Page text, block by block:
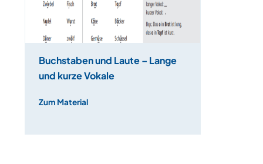
Buchstaben und Laute – Lange
und kurze Vokale
Zum Material